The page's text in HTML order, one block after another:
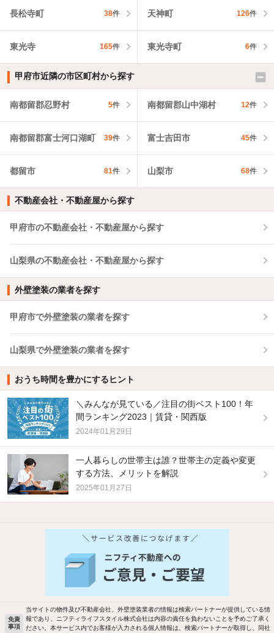
長松寺町 38件 天神町 126件
東光寺 165件 東光寺町 6件
甲府市近隣の市区町村から探す
南都留郡忍野村 5件 南都留郡山中湖村 12件
南都留郡富士河口湖町 39件 富士吉田市 45件
都留市 81件 山梨市 68件
不動産会社・不動産屋から探す
甲府市の不動産会社・不動産屋から探す
山梨県の不動産会社・不動産屋から探す
外壁塗装の業者を探す
甲府市で外壁塗装の業者を探す
山梨県で外壁塗装の業者を探す
おうち時間を豊かにするヒント
＼みんなが見ている／注目の街ベスト100！年
間ランキング2023｜賃貸・関西版
2024年01月29日
一人暮らしの世帯主は誰？世帯主の定義や変更
する方法、メリットを解説
2025年01月27日
バス・トイレ別 2階以上
洗濯機置場あり 独立洗面台
免責
事項
当サイトの物件及び不動産会社、外壁塗装業者の情報は検索パートナーが提供している情
報であり、ニフティライフスタイル株式会社は内容の責任を負わないことを予めご了承く
ださい。本サービス内でお客様が入力される個人情報は、検索パートナーが取得し、同社